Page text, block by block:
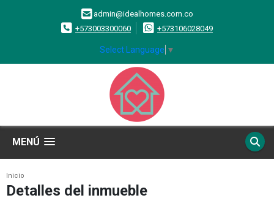
admin@idealhomes.com.co
+573003300060
+573106028049
Select Language ▼
MENÚ
Inicio
Detalles del inmueble